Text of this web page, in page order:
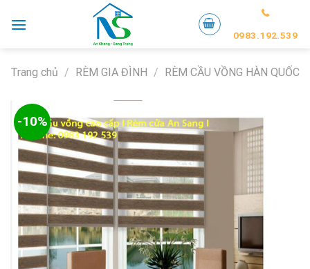
0983.192.539
Trang chủ / RÈM GIA ĐÌNH / RÈM CẦU VỒNG HÀN QUỐC
-10%